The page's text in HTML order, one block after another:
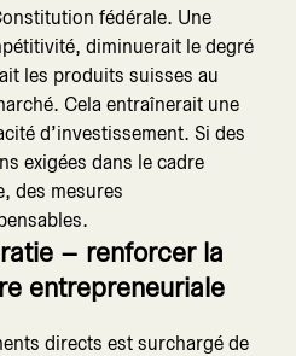
fédérale. Une
diminuerait le degré
les produits suisses au
Cela entraînerait une
d’investissement. Si des
exigées dans le cadre
des mesures
– renforcer la
entrepreneuriale
directs est surchargé de